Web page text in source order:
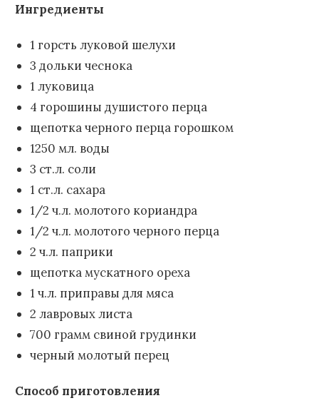
Ингредиенты
1 горсть луковой шелухи
3 дольки чеснока
1 луковица
4 горошины душистого перца
щепотка черного перца горошком
1250 мл. воды
3 ст.л. соли
1 ст.л. сахара
1/2 ч.л. молотого кориандра
1/2 ч.л. молотого черного перца
2 ч.л. паприки
щепотка мускатного ореха
1 ч.л. приправы для мяса
2 лавровых листа
700 грамм свиной грудинки
черный молотый перец
Способ приготовления